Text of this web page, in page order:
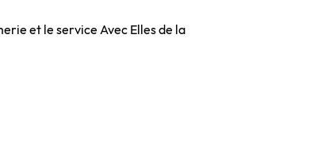
et le service Avec Elles de la